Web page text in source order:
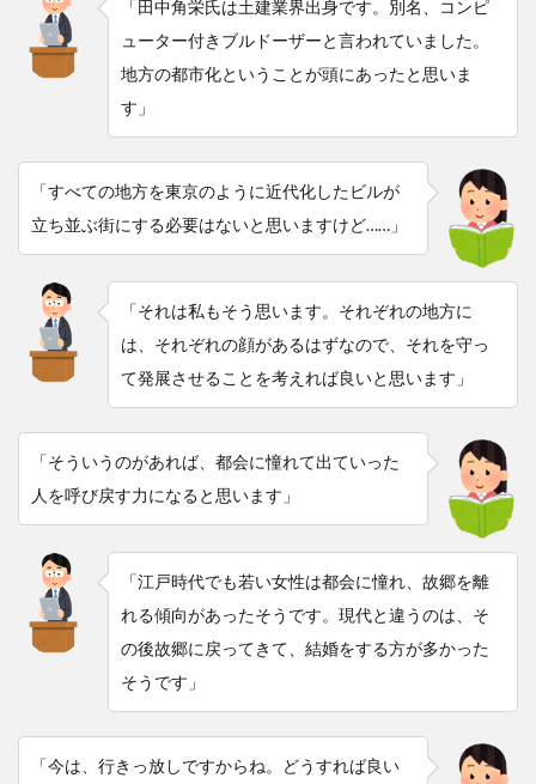
「田中角栄氏は土建業界出身です。別名、コンピ
ューター付きブルドーザーと言われていました。
地方の都市化ということが頭にあったと思いま
す」
「すべての地方を東京のように近代化したビルが
立ち並ぶ街にする必要はないと思いますけど……」
「それは私もそう思います。それぞれの地方に
は、それぞれの顔があるはずなので、それを守っ
て発展させることを考えれば良いと思います」
「そういうのがあれば、都会に憧れて出ていった
人を呼び戻す力になると思います」
「江戸時代でも若い女性は都会に憧れ、故郷を離
れる傾向があったそうです。現代と違うのは、そ
の後故郷に戻ってきて、結婚をする方が多かった
そうです」
「今は、行きっ放しですからね。どうすれば良い